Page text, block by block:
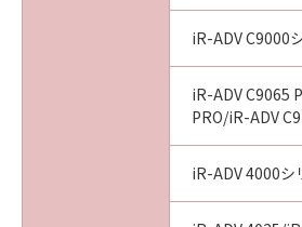
“米国政府エンドユーザー”と
関また団体を意味します。もし
府エンドユーザーである場合
用されます：The
item," as that term is defined
2.101 (Oct 1995), consisting
computer software" and
computer software
terms are used in 48 C.F.R.
iR-ADV C9000
iR-ADV C9065
PRO/iR-ADV
iR-ADV 4000シ